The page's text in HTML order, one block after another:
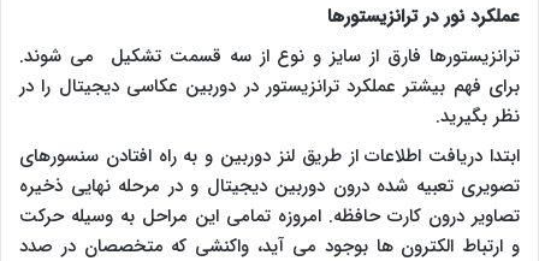
عملکرد نور در ترانزیستورها
ترانزیستورها فارق از سایز و نوع از سه قسمت تشکیل می شوند.
برای فهم بیشتر عملکرد ترانزیستور در دوربین عکاسی دیجیتال را در
نظر بگیرید.
ابتدا دریافت اطلاعات از طریق لنز دوربین و به راه افتادن سنسورهای
تصویری تعبیه شده درون دوربین دیجیتال و در مرحله نهایی ذخیره
تصاویر درون کارت حافظه. امروزه تمامی این مراحل به وسیله حرکت
و ارتباط الکترون ها بوجود می آید، واکنشی که متخصصان در صدد